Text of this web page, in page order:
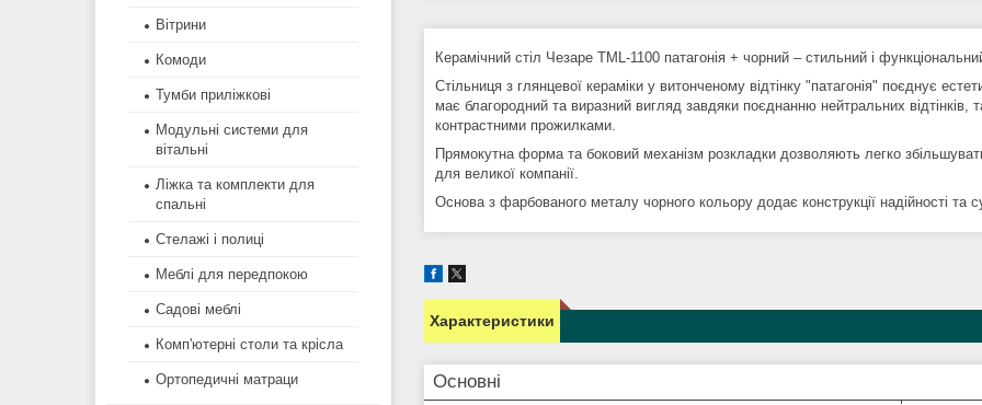
Керамічний стіл Чезаре TML-1100 патагонія + чорний – стильний і
Стільниця з глянцевої кераміки у витонченому відтінку "патагонія" поєднує
має благородний та виразний вигляд завдяки поєднанню нейтральних відтінків,
контрастними прожилками.
Прямокутна форма та боковий механізм розкладки дозволяють легко
для великої компанії.
Основа з фарбованого металу чорного кольору додає конструкції надійності та
Характеристики
Основні
Вітрини
Комоди
Тумби приліжкові
Модульні системи для
вітальні
Ліжка та комплекти для
спальні
Стелажі і полиці
Меблі для передпокою
Садові меблі
Комп'ютерні столи та крісла
Ортопедичні матраци